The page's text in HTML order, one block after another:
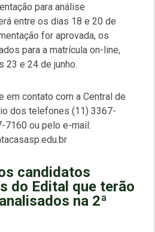
para análise
entre os dias 18 e 20 de
for aprovada, os
para a matrícula on-line,
23 e 24 de junho.
em contato com a Central de
dos telefones (11) 3367-
ou pelo e-mail:
candidatos
do Edital que terão
na 2ª